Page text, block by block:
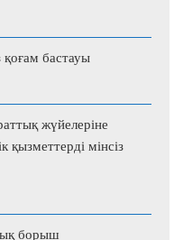
бастауы
жүйелеріне
қызметтерді мінсіз
борыш